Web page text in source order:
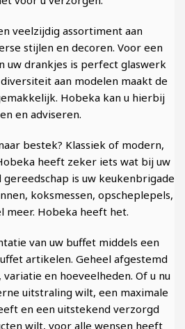
veelzijdig assortiment aan
stijlen en decoren. Voor een
uw drankjes is perfect glaswerk
aan modelen maakt de
Hobeka kan u hierbij
en adviseren.
bestek? Klassiek of modern,
heeft zeker iets wat bij uw
is uw keukenbrigade
koksmessen, opscheplepels,
meer. Hobeka heeft het.
van uw buffet middels een
artikelen. Geheel afgestemd
en hoeveelheden. Of u nu
uitstraling wilt, een maximale
en een uitstekend verzorgd
wilt, voor alle wensen heeft